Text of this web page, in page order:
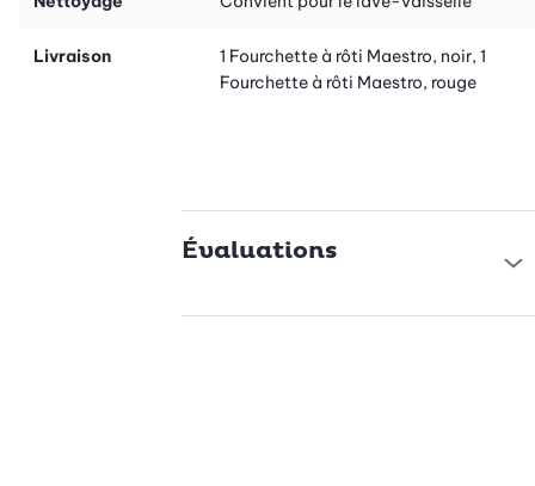
Livraison
1 Fourchette à rôti Maestro, noir, 1
Fourchette à rôti Maestro, rouge
Évaluations